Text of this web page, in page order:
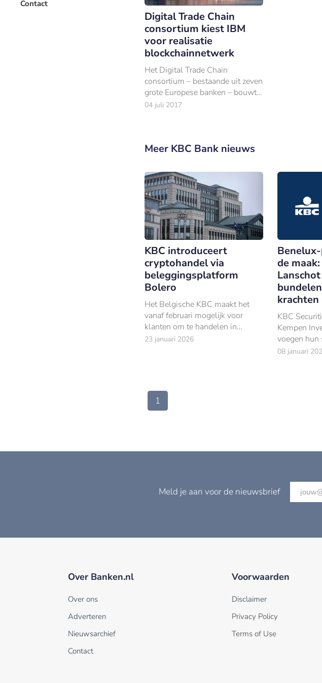
Contact
Digital Trade Chain
consortium kiest IBM
voor realisatie
blockchainnetwerk
Het Digital Trade Chain
consortium – bestaande uit zeven
grote Europese banken – bouwt
samen aan een
04 juli 2017
Meer KBC Bank nieuws
KBC introduceert
cryptohandel via
beleggingsplatform
Bolero
Het Belgische KBC maakt het
vanaf februari mogelijk voor
klanten om te handelen in
cryptovaluta.
23 januari 2026
de
krachten
KBC
Kempen
voegen hun
equities-
08 januari
1
Meld je aan voor de nieuwsbrief
Over Banken.nl
Over ons
Adverteren
Nieuwsarchief
Contact
Voorwaarden
Disclaimer
Privacy Policy
Terms of Use